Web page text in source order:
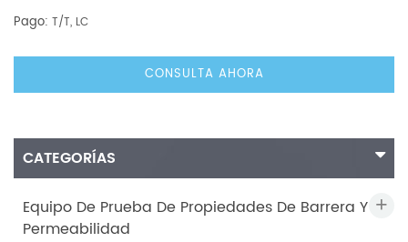
Pago: T/T, LC
CONSULTA AHORA
CATEGORÍAS
Equipo De Prueba De Propiedades De Barrera Y
Permeabilidad